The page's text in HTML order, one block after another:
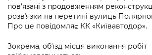
Підприємства, установи,
Kyiv International Relations
Річні звіти
Портал Захисників та Захисниць
Уряд» – місцевий рівень»
Важливе під час воєнного стану
Про відкриті дані
Портал даних Києва
Публічні дашборди
пов’язані з продовженням
розвʼязки на перетині вулиць
Про це повідомляє КК «Київавтодор».
Зокрема, обʼїзд місця виконання робіт